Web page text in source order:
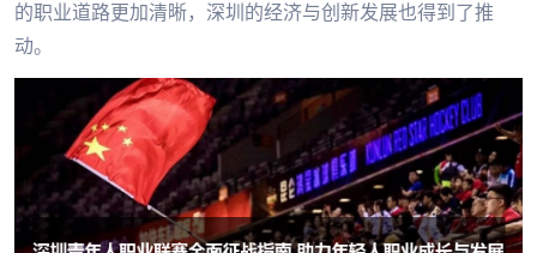
的职业道路更加清晰，深圳的经济与创新发展也得到了推
动。